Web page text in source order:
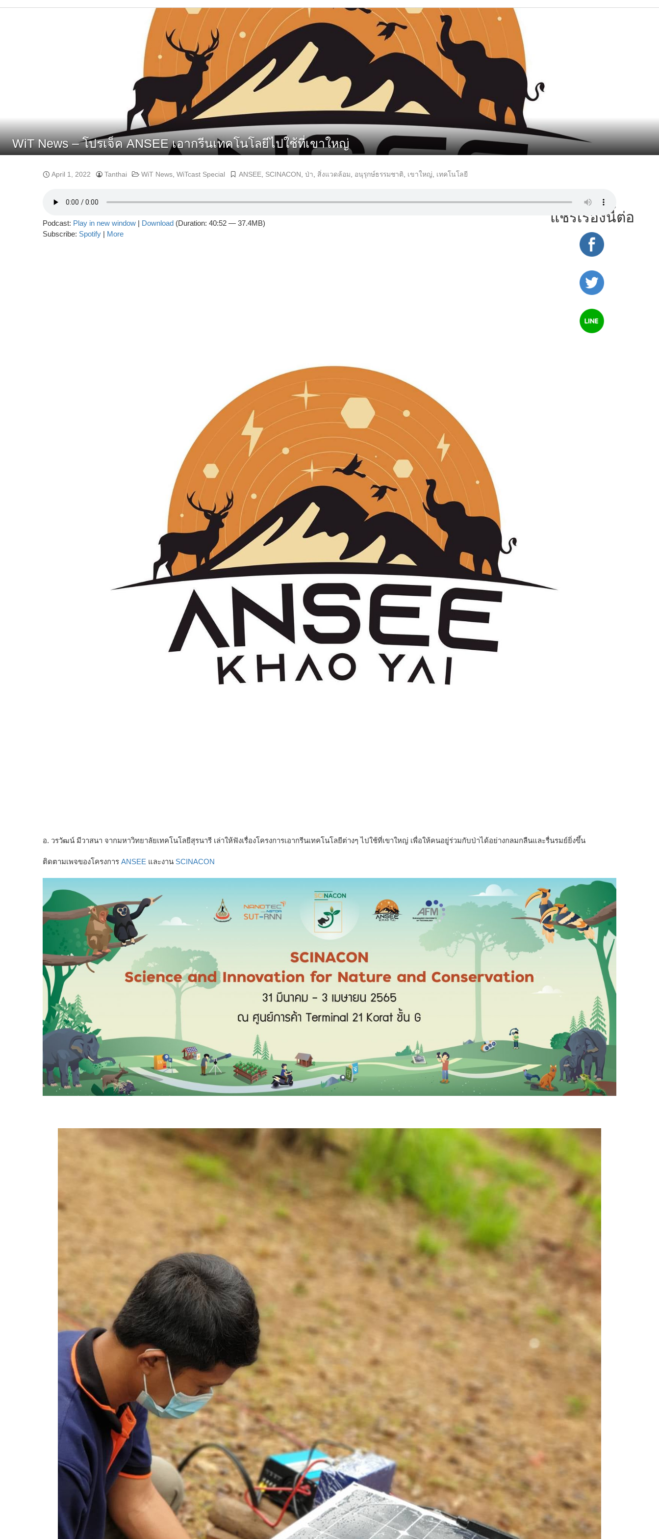
WiT News – โปรเจ็ค ANSEE เอากรีนเทคโนโลยีไปใช้ที่เขาใหญ่
April 1, 2022 Tanthai WiT News WiTcast Special ANSEE SCINACON ป่า สิ่งแวดล้อม อนุรุกษ์ธรรมชาติ เขาใหญ่ เทคโนโลยี
แชร์เรื่องนี้ต่อ
Podcast: Play in new window | Download (Duration: 40:52 — 37.4MB)
Subscribe: Spotify | More
อ. วรวัฒน์ มีวาสนา จากมหาวิทยาลัยเทคโนโลยีสุรนารี เล่าให้ฟังเรื่องโครงการเอากรีนเทคโนโลยีต่างๆ ไปใช้ที่เขาใหญ่ เพื่อให้คนอยู่ร่วมกับป่าได้อย่างกลมกลืนและรื่นรมย์ยิ่งขึ้น
ติดตามเพจของโครงการ ANSEE และงาน SCINACON